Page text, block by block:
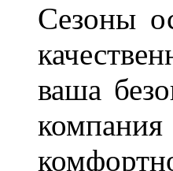
Сезоны
ваша